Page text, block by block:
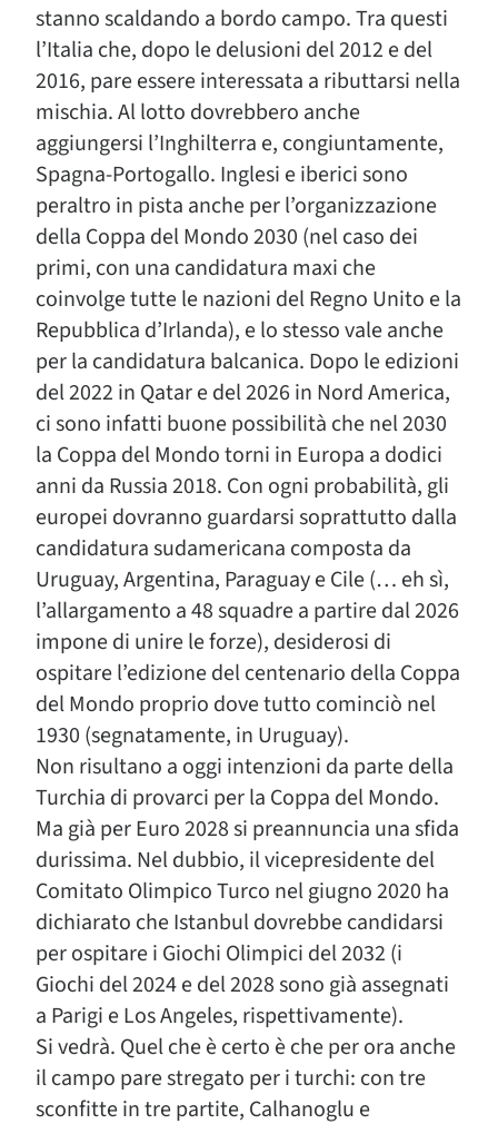
stanno scaldando a bordo campo. Tra questi
l’Italia che, dopo le delusioni del 2012 e del
2016, pare essere interessata a ributtarsi nella
mischia. Al lotto dovrebbero anche
aggiungersi l’Inghilterra e, congiuntamente,
Spagna-Portogallo. Inglesi e iberici sono
peraltro in pista anche per l’organizzazione
della Coppa del Mondo 2030 (nel caso dei
primi, con una candidatura maxi che
coinvolge tutte le nazioni del Regno Unito e la
Repubblica d’Irlanda), e lo stesso vale anche
per la candidatura balcanica. Dopo le edizioni
del 2022 in Qatar e del 2026 in Nord America,
ci sono infatti buone possibilità che nel 2030
la Coppa del Mondo torni in Europa a dodici
anni da Russia 2018. Con ogni probabilità, gli
europei dovranno guardarsi soprattutto dalla
candidatura sudamericana composta da
Uruguay, Argentina, Paraguay e Cile (… eh sì,
l’allargamento a 48 squadre a partire dal 2026
impone di unire le forze), desiderosi di
ospitare l’edizione del centenario della Coppa
del Mondo proprio dove tutto cominciò nel
1930 (segnatamente, in Uruguay).
Non risultano a oggi intenzioni da parte della
Turchia di provarci per la Coppa del Mondo.
Ma già per Euro 2028 si preannuncia una sfida
durissima. Nel dubbio, il vicepresidente del
Comitato Olimpico Turco nel giugno 2020 ha
dichiarato che Istanbul dovrebbe candidarsi
per ospitare i Giochi Olimpici del 2032 (i
Giochi del 2024 e del 2028 sono già assegnati
a Parigi e Los Angeles, rispettivamente).
Si vedrà. Quel che è certo è che per ora anche
il campo pare stregato per i turchi: con tre
sconfitte in tre partite, Calhanoglu e